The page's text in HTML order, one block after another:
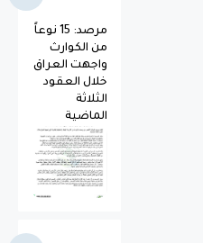
مرصد: 15 نوعاً
من الكوارث
واجهت العراق
خلال العقود
الثلاثة
الماضية